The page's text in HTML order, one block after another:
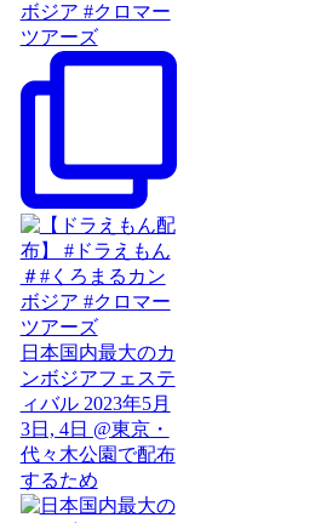
ボジア #クロマー
ツアーズ
日本国内最大のカ
ンボジアフェステ
ィバル 2023年5月
3日, 4日 @東京・
代々木公園で配布
するため